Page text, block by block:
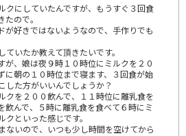
クにしていたんですが、もうすぐ３回食
ので。
が好きではないようなので、手作りでも
いたか教えて頂きたいです。
が、娘は夜９時１０時位にミルクを２０
に朝の１０時位まで寝ます、３回食が始
した方がいいんでしょうか？
クを２００飲んで、１１時位に離乳食を
飲んで、５時に離乳食を食べて６時にミ
といった感じです。
ないので、いつも少し時間を空けてから